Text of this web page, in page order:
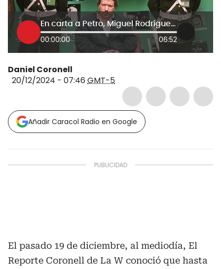
En carta a Petro, Miguel Rodríguez Orejuela dijo estar dispuesto a “decir toda la verdad”
00:00:00 06:52
Daniel Coronell
20/12/2024 - 07:46 GMT-5
Añadir Caracol Radio en Google
El pasado 19 de diciembre, al mediodía, El
Reporte Coronell de La W conoció que hasta